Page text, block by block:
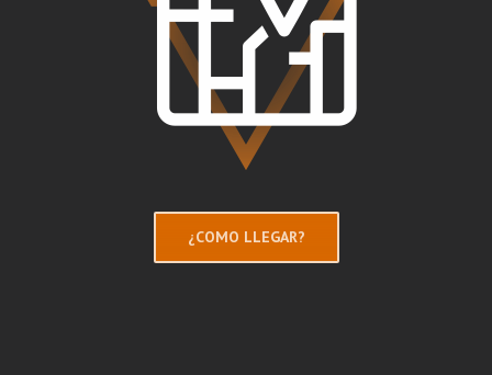
¿COMO LLEGAR?